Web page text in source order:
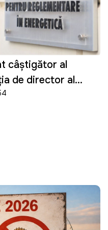
câștigător al
de director al